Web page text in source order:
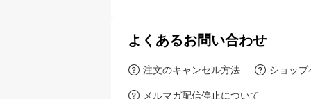
よくあるお問い合わせ
注文のキャンセル方法 ショッ
メルマガ配信停止について